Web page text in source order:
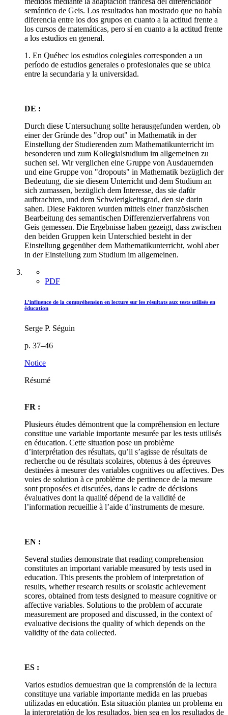
semántico de Geis. Los resultados han mostrado que no había
diferencia entre los dos grupos en cuanto a la actitud frente a
los cursos de matemáticas, pero sí en cuanto a la actitud frente
a los estudios en general.
1. En Québec los estudios colegiales corresponden a un
período de estudios generales o profesionales que se ubica
entre la secundaria y la universidad.
DE :
Durch diese Untersuchung sollte herausgefunden werden, ob
einer der Gründe des "drop out" in Mathematik in der
Einstellung der Studierenden zum Mathematikunterricht im
besonderen und zum Kollegialstudium im allgemeinen zu
suchen sei. Wir verglichen eine Gruppe von Ausdauernden
und eine Gruppe von "dropouts" in Mathematik bezüglich der
Bedeutung, die sie diesem Unterricht und dem Studium an
sich zumassen, bezüglich dem Interesse, das sie dafür
aufbrachten, und dem Schwierigkeitsgrad, den sie darin
sahen. Diese Faktoren wurden mittels einer französischen
Bearbeitung des semantischen Differenzierverfahrens von
Geis gemessen. Die Ergebnisse haben gezeigt, dass zwischen
den beiden Gruppen kein Unterschied besteht in der
Einstellung gegenüber dem Mathematikunterricht, wohl aber
in der Einstellung zum Studium im allgemeinen.
PDF
L’influence de la compréhension en lecture sur les résultats aux tests utilisés en
éducation
Serge P. Séguin
p. 37–46
Notice
Résumé
FR :
Plusieurs études démontrent que la compréhension en lecture
constitue une variable importante mesurée par les tests utilisés
en éducation. Cette situation pose un problème
d’interprétation des résultats, qu’il s’agisse de résultats de
recherche ou de résultats scolaires, obtenus à des épreuves
destinées à mesurer des variables cognitives ou affectives. Des
voies de solution à ce problème de pertinence de la mesure
sont proposées et discutées, dans le cadre de décisions
évaluatives dont la qualité dépend de la validité de
l’information recueillie à l’aide d’instruments de mesure.
EN :
Several studies demonstrate that reading comprehension
constitutes an important variable measured by tests used in
education. This presents the problem of interpretation of
results, whether research results or scolastic achievement
scores, obtained from tests designed to measure cognitive or
affective variables. Solutions to the problem of accurate
measurement are proposed and discussed, in the context of
evaluative decisions the quality of which depends on the
validity of the data collected.
ES :
Varios estudios demuestran que la comprensión de la lectura
constituye una variable importante medida en las pruebas
utilizadas en educatión. Esta situación plantea un problema en
la interpretatión de los resultados, bien sea en los resultados de